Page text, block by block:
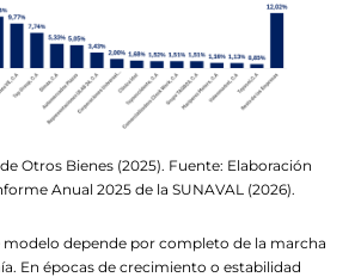
Otros Bienes (2025). Fuente: Elaboración
Anual 2025 de la SUNAVAL (2026).
modelo depende por completo de la marcha
En épocas de crecimiento o estabilidad